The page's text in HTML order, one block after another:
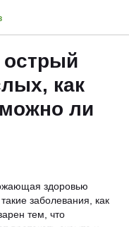
острый
как
ли
здоровью
заболевания, как
тем, что